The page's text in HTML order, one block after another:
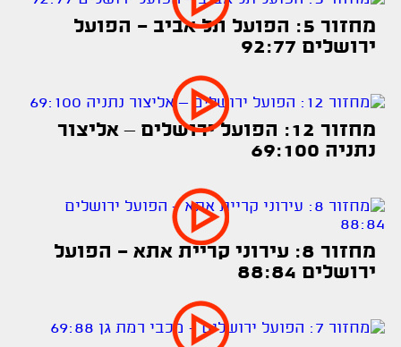
מחזור 5: הפועל תל אביב - הפועל
ירושלים 92:77
מחזור 12: הפועל ירושלים – אליצור
נתניה 69:100
מחזור 8: עירוני קריית אתא - הפועל
ירושלים 88:84